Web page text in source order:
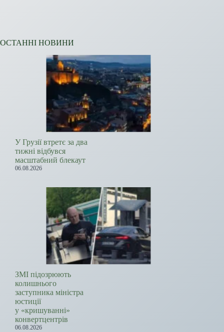
ОСТАННІ НОВИНИ
У Грузії втретє за два
тижні відбувся
масштабний блекаут
06.08.2026
ЗМІ підозрюють
колишнього
заступника міністра
юстиції
у «кришуванні»
конвертцентрів
06.08.2026